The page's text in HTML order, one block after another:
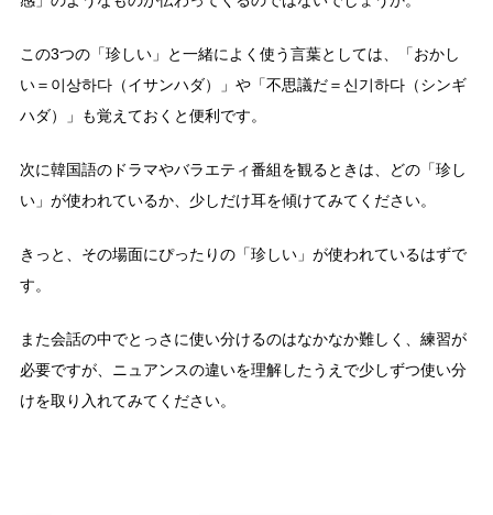
この3つの「珍しい」と一緒によく使う言葉としては、「おかし
い＝이상하다（イサンハダ）」や「不思議だ＝신기하다（シンギ
ハダ）」も覚えておくと便利です。
次に韓国語のドラマやバラエティ番組を観るときは、どの「珍し
い」が使われているか、少しだけ耳を傾けてみてください。
きっと、その場面にぴったりの「珍しい」が使われているはずで
す。
また会話の中でとっさに使い分けるのはなかなか難しく、練習が
必要ですが、ニュアンスの違いを理解したうえで少しずつ使い分
けを取り入れてみてください。